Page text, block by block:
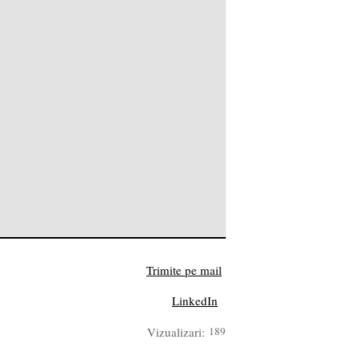
Trimite pe mail
LinkedIn
Vizualizari: 189